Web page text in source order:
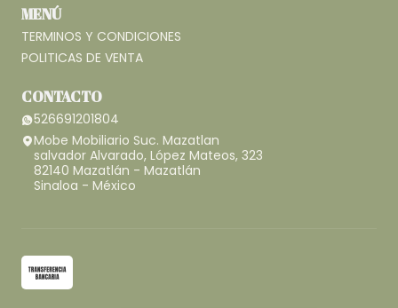
MENÚ
TERMINOS Y CONDICIONES
POLITICAS DE VENTA
CONTACTO
526691201804
Mobe Mobiliario Suc. Mazatlan
salvador Alvarado, López Mateos, 323
82140 Mazatlán - Mazatlán
Sinaloa - México